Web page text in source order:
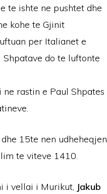
te ishte ne pushtet dhe
kohe te Gjinit
per Italianet e
Shpatave do te luftonte
ne rastin e Paul Shpates
15te nen udheheqjen
te viteve 1410.
i vellai i Murikut, Jakub